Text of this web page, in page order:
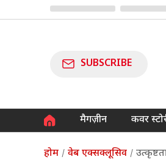
SUBSCRIBE
मैगज़ीन कवर
होम वेब एक्सक्लूसिव